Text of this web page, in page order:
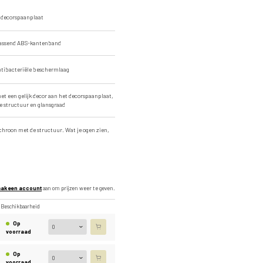
ABS-kantenband
beschermlaag
een gelijk decor aan het decorspaanplaat,
structuur en glansgraad
met de structuur. Wat je ogen zien,
een accountaan om prijzen weer te geven.
Beschikbaarheid
Op
voorraad
Op